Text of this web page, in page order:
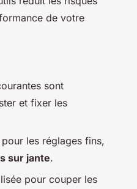
de votre
sont
et fixer les
les réglages fins,
sur jante.
pour couper les